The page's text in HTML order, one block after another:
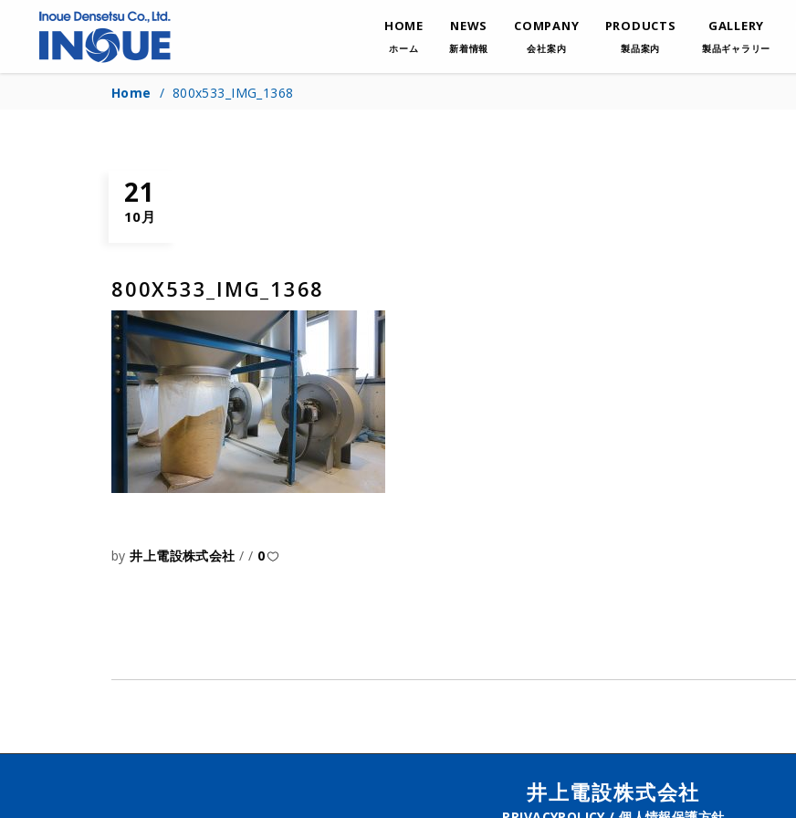
HOME
ホーム
NEWS
新着情報
COMPANY
会社案内
PRODUCTS
製品案内
GALLERY
製品ギャラリー
Home / 800x533_IMG_1368
21
10月
800X533_IMG_1368
by井上電設株式会社 0
井上電設株式会社